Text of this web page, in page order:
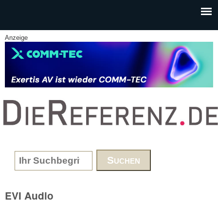
Anzeige
www.DieReferenz.de
Search form
EVI Audio